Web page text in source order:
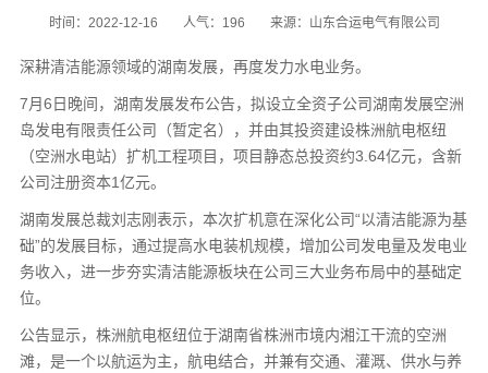
时间：2022-12-16 人气： 196 来源：山东合运电气有限公司
深耕清洁能源领域的湖南发展，再度发力水电业务。
7月6日晚间，湖南发展发布公告，拟设立全资子公司湖南发展空洲
岛发电有限责任公司（暂定名），并由其投资建设株洲航电枢纽
（空洲水电站）扩机工程项目，项目静态总投资约3.64亿元，含新
公司注册资本1亿元。
湖南发展总裁刘志刚表示，本次扩机意在深化公司“以清洁能源为基
础”的发展目标，通过提高水电装机规模，增加公司发电量及发电业
务收入，进一步夯实清洁能源板块在公司三大业务布局中的基础定
位。
公告显示，株洲航电枢纽位于湖南省株洲市境内湘江干流的空洲
滩，是一个以航运为主，航电结合，并兼有交通、灌溉、供水与养